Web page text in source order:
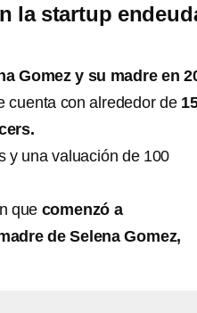
la startup
Gomez y su madre en
cuenta con alrededor de
y una valuación de 100
que comenzó a
de Selena Gomez,